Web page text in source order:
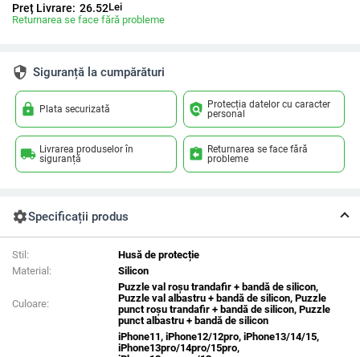
Preț Livrare: 26.52Lei
Returnarea se face fără probleme
security Siguranță la cumpărături
lock Plata securizată policy Protecția datelor cu caracter
personal
local_shipping Livrarea produselor în
siguranță
assignment_return Returnarea se face fără
probleme
settingsSpecificații produs
Stil:
Husă de protecție
Material:
Silicon
Culoare:
Puzzle val roșu trandafir + bandă de silicon,
Puzzle val albastru + bandă de silicon, Puzzle
punct roșu trandafir + bandă de silicon, Puzzle
punct albastru + bandă de silicon
iPhone11, iPhone12/12pro, iPhone13/14/15,
iPhone13pro/14pro/15pro,